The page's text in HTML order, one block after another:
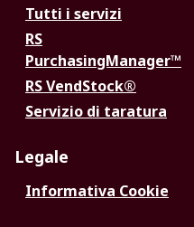
Tutti i servizi
RS
PurchasingManager™
RS VendStock®
Servizio di taratura
Legale
Informativa Cookie